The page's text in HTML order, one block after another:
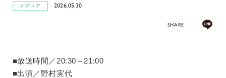
メディア 2026.05.30
SHARE
■放送時間／ 20:30 ～ 21:00
■出演／野村実代